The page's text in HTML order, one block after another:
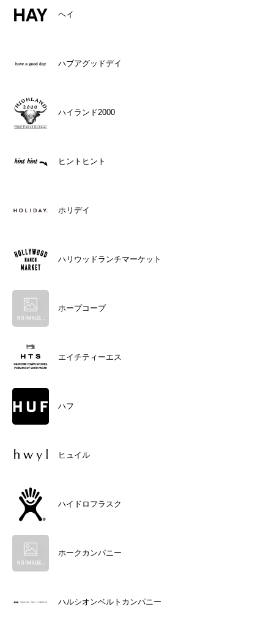
ヘイ
ハブアグッドデイ
ハイランド2000
ヒントヒント
ホリデイ
ハリウッドランチマーケット
ホープコープ
エイチティーエス
ハフ
ヒュイル
ハイドロフラスク
ホークカンパニー
ハルシオンベルトカンパニー